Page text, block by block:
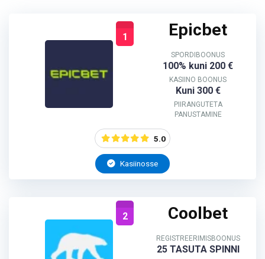
1 Epicbet
SPORDIBOONUS
100% kuni 200 €
KASIINO BOONUS
Kuni 300 €
PIIRANGUTETA
PANUSTAMINE
5.0
Kasiinosse
2 Coolbet
REGISTREERIMISBOONUS
25 TASUTA SPINNI